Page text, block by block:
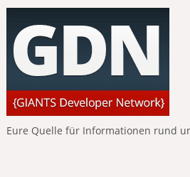
Eure Quelle für Informationen rund